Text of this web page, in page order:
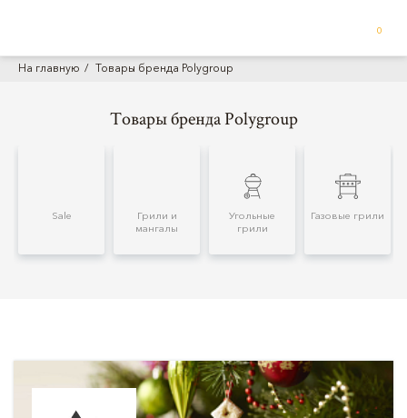
0
На главную Товары бренда Polygroup
Товары бренда Polygroup
Sale
Грили и
мангалы
Угольные
грили
Газовые грили